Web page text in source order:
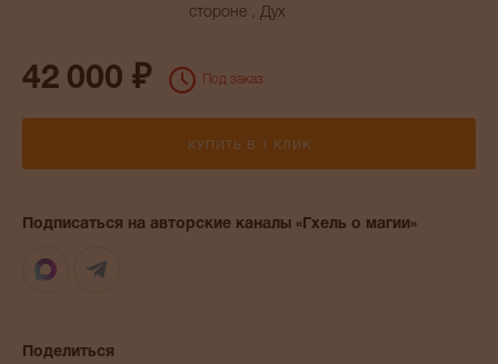
стороне , Дух
42 000 ₽ Под заказ
КУПИТЬ В 1 КЛИК
Подписаться на авторские каналы «Гхель о магии»
Max
Поделиться